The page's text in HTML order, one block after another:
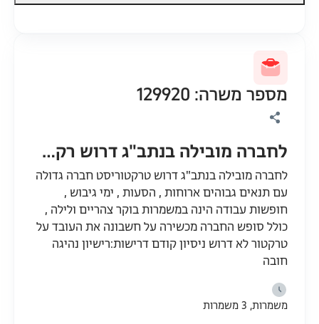
מספר משרה: 129920
לחברה מובילה בנתב"ג דרוש רקטוריסט
לחברה מובילה בנתב"ג דרוש טרקטוריסט חברה גדולה
עם תנאים גבוהים ארוחות , הסעות , ימי גיבוש ,
חופשות עבודה הינה במשמרות בוקר צהריים ולילה ,
כולל סופש החברה מכשירה על חשבונה את העובד על
טרקטור לא דרוש ניסיון קודם דרישות:רישיון נהיגה
חובה
משמרות, 3 משמרות